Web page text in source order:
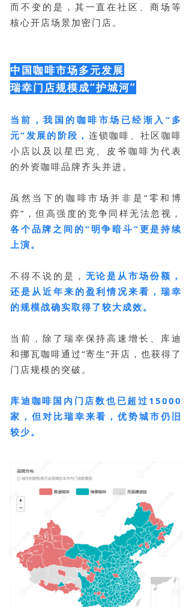
而不变的是，其一直在社区、商场等
核心开店场景加密门店。
中国咖啡市场多元发展
瑞幸门店规模成“护城河”
当前，我国的咖啡市场已经渐入“多
元”发展的阶段， 连锁咖啡、社区咖啡
小店以及以星巴克、皮爷咖啡为代表
的外资咖啡品牌齐头并进。
虽然当下的咖啡市场并非是“零和博
弈”，但高强度的竞争同样无法忽视，
各个品牌之间的“明争暗斗”更是持续
上演。
不得不说的是， 无论是从市场份额，
还是从近年来的盈利情况来看，瑞幸
的规模战确实取得了较大成效。
当前，除了瑞幸保持高速增长、库迪
和挪瓦咖啡通过“寄生”开店，也获得了
门店规模的突破。
库迪咖啡国内门店数也已超过15000
家，但对比瑞幸来看，优势城市仍旧
较少。